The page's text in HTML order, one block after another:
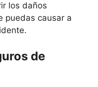
los daños
puedas causar a
de